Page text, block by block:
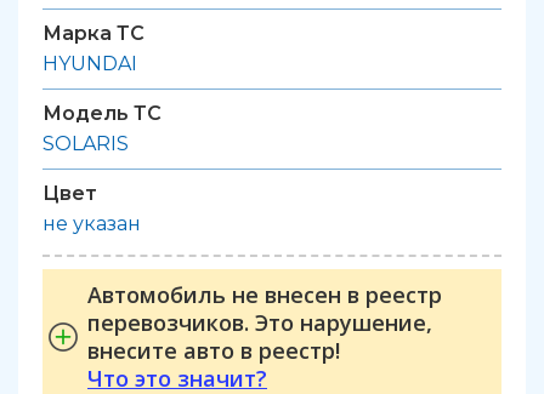
Марка ТС
HYUNDAI
Модель ТС
SOLARIS
Цвет
не указан
Автомобиль не внесен в реестр
перевозчиков. Это нарушение,
внесите авто в реестр!
Что это значит?